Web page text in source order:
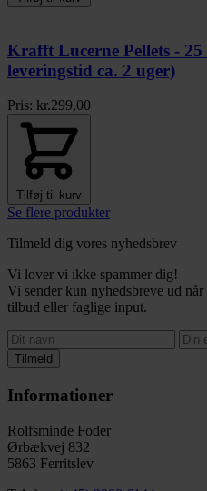
Krafft Lucerne Pellets -
leveringstid ca. 2 uger)
Pris: kr.299,00
Tilføj til kurv
Se flere produkter
Tilmeld dig vores nyhedsbrev
Vi lover vi ikke spammer dig!
Vi sender kun nyhedsbreve ud
tilbud eller faglige input.
Tilmeld
Informationer
Rolfsminde Foder
Ørbækvej 832
5863 Ferritslev